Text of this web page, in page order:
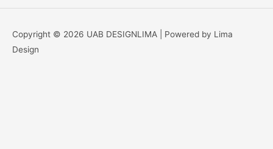
Copyright © 2026 UAB DESIGNLIMA | Powered by Lima
Design